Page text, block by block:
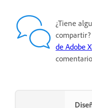
¿Tiene
de Adobe